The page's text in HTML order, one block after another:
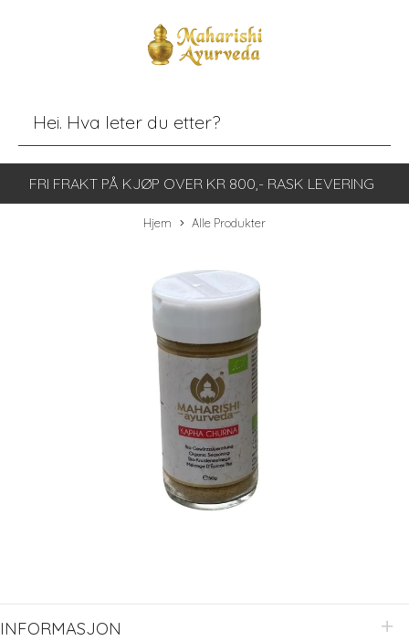
FRI FRAKT PÅ KJØP OVER KR 800,- RASK LEVERING
Hjem Alle Produkter
INFORMASJON